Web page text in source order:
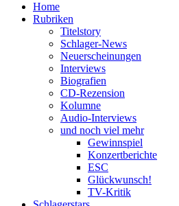
Home
Rubriken
Titelstory
Schlager-News
Neuerscheinungen
Interviews
Biografien
CD-Rezension
Kolumne
Audio-Interviews
und noch viel mehr
Gewinnspiel
Konzertberichte
ESC
Glückwunsch!
TV-Kritik